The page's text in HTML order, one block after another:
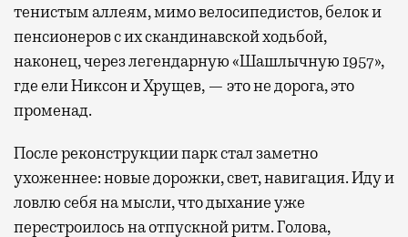
тенистым аллеям, мимо велосипедистов, белок и
пенсионеров с их скандинавской ходьбой,
наконец, через легендарную «Шашлычную 1957»,
где ели Никсон и Хрущев, — это не дорога, это
променад.
После реконструкции парк стал заметно
ухоженнее: новые дорожки, свет, навигация. Иду и
ловлю себя на мысли, что дыхание уже
перестроилось на отпускной ритм. Голова,